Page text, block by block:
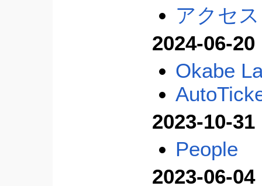
アクセス
2024-06-20
Okabe
2023-10-31
People
2023-06-04